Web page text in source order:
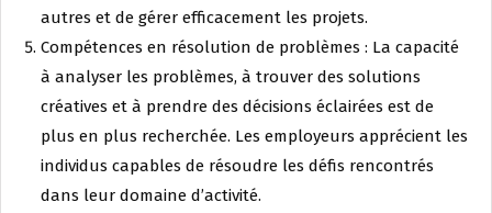
autres et de gérer efficacement les projets.
Compétences en résolution de problèmes : La capacité
à analyser les problèmes, à trouver des solutions
créatives et à prendre des décisions éclairées est de
plus en plus recherchée. Les employeurs apprécient les
individus capables de résoudre les défis rencontrés
dans leur domaine d’activité.